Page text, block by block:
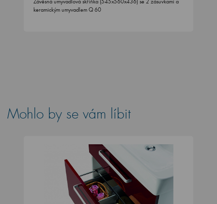
Závěsná umyvadlová skříňka (545x560x436) se 2 zásuvkami a
keramickým umyvadlem Q 60
Mohlo by se vám líbit